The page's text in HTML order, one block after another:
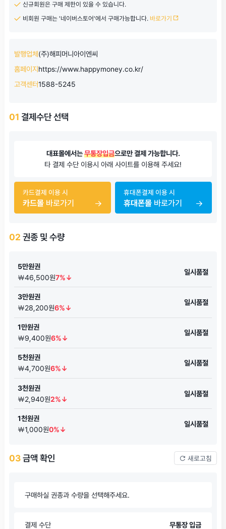
신규회원은 구매 제한이 있을 수 있습니다.
비회원 구매는 '네이버스토어'에서 구매가능합니다. 바로가기
발행업체 (주)해피머니아이엔씨
홈페이지 https://www.happymoney.co.kr/
고객센터1588-5245
01 결제수단 선택
대표몰에서는무통장입금으로만 결제 가능합니다.
타 결제 수단 이용시 아래 사이트를 이용해 주세요!
카드결제 이용 시
카드몰바로가기
휴대폰결제 이용 시
휴대폰몰 바로가기
02 권종 및 수량
5만원권
￦46,500원7%↓
일시품절
3만원권
￦28,200원6%↓
일시품절
1만원권
￦9,400원6%↓
일시품절
5천원권
￦4,700원6%↓
일시품절
3천원권
￦2,940원2%↓
일시품절
1천원권
￦1,000원0%↓
일시품절
03금액 확인 새로고침
구매하실 권종과 수량을 선택해주세요.
결제 수단 무통장 입금